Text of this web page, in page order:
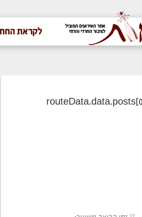
אתר האירועים המוביל
לציבור החרדי והדתי
לקראת